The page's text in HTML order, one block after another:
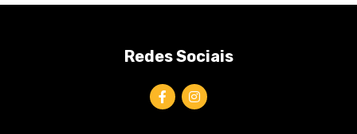
Redes Sociais